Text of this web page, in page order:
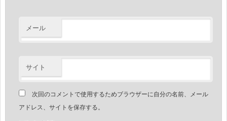
メール
サイト
次回のコメントで使用するためブラウザーに自分の名前、メール
アドレス、サイトを保存する。